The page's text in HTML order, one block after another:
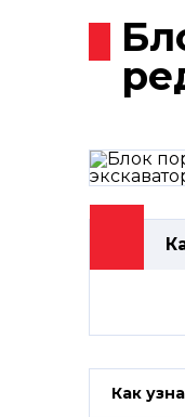
Как